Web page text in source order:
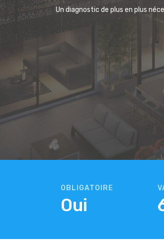
Un diagnostic de plus en plus
OBLIGATOIRE
Oui